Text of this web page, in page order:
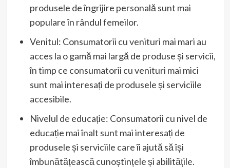
produsele de îngrijire personală sunt mai
populare în rândul femeilor.
Venitul: Consumatorii cu venituri mai mari au
acces la o gamă mai largă de produse și servicii,
în timp ce consumatorii cu venituri mai mici
sunt mai interesați de produsele și serviciile
accesibile.
Nivelul de educație: Consumatorii cu nivel de
educație mai înalt sunt mai interesați de
produsele și serviciile care îi ajută să își
îmbunătățească cunoștințele și abilitățile.